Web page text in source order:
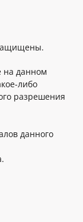
на данном
либо
разрешения
данного